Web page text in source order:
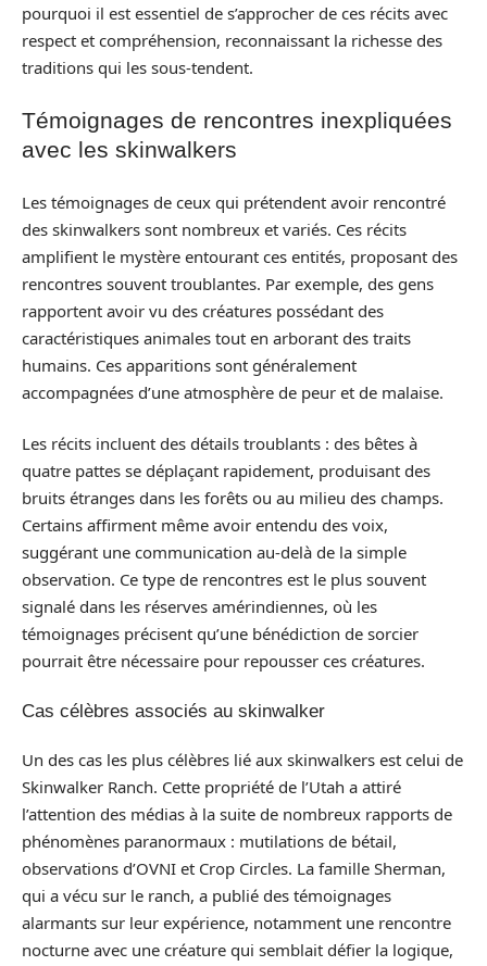
pourquoi il est essentiel de s’approcher de ces récits avec
respect et compréhension, reconnaissant la richesse des
traditions qui les sous-tendent.
Témoignages de rencontres inexpliquées
avec les skinwalkers
Les témoignages de ceux qui prétendent avoir rencontré
des skinwalkers sont nombreux et variés. Ces récits
amplifient le mystère entourant ces entités, proposant des
rencontres souvent troublantes. Par exemple, des gens
rapportent avoir vu des créatures possédant des
caractéristiques animales tout en arborant des traits
humains. Ces apparitions sont généralement
accompagnées d’une atmosphère de peur et de malaise.
Les récits incluent des détails troublants : des bêtes à
quatre pattes se déplaçant rapidement, produisant des
bruits étranges dans les forêts ou au milieu des champs.
Certains affirment même avoir entendu des voix,
suggérant une communication au-delà de la simple
observation. Ce type de rencontres est le plus souvent
signalé dans les réserves amérindiennes, où les
témoignages précisent qu’une bénédiction de sorcier
pourrait être nécessaire pour repousser ces créatures.
Cas célèbres associés au skinwalker
Un des cas les plus célèbres lié aux skinwalkers est celui de
Skinwalker Ranch. Cette propriété de l’Utah a attiré
l’attention des médias à la suite de nombreux rapports de
phénomènes paranormaux : mutilations de bétail,
observations d’OVNI et Crop Circles. La famille Sherman,
qui a vécu sur le ranch, a publié des témoignages
alarmants sur leur expérience, notamment une rencontre
nocturne avec une créature qui semblait défier la logique,